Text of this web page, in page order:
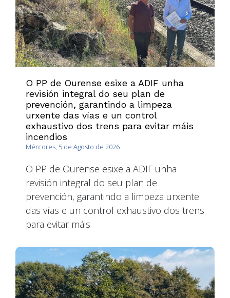
O PP de Ourense esixe a ADIF unha
revisión integral do seu plan de
prevención, garantindo a limpeza
urxente das vías e un control
exhaustivo dos trens para evitar máis
incendios
Mércores, 5 de Agosto de 2026
O PP de Ourense esixe a ADIF unha
revisión integral do seu plan de
prevención, garantindo a limpeza urxente
das vías e un control exhaustivo dos trens
para evitar máis